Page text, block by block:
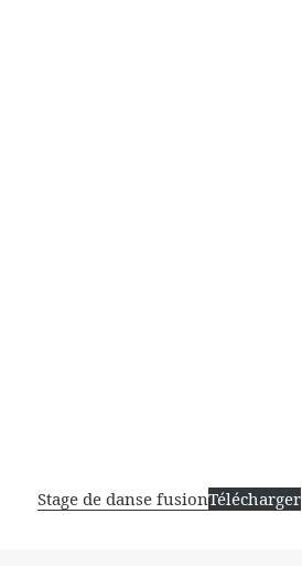
Stage de danse fusionTélécharger